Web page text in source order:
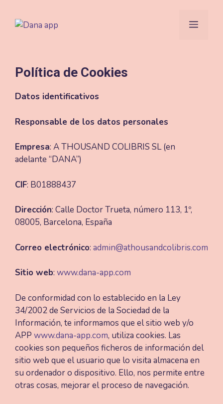
contenido
Menú
Política de Cookies
Datos identificativos
Responsable de los datos personales
Empresa: A THOUSAND COLIBRIS SL (en
adelante “DANA”)
CIF: B01888437
Dirección: Calle Doctor Trueta, número 113, 1º,
08005, Barcelona, España
Correo electrónico: admin@athousandcolibris.com
Sitio web: www.dana-app.com
De conformidad con lo establecido en la Ley
34/2002 de Servicios de la Sociedad de la
Información, te informamos que el sitio web y/o
APP www.dana-app.com, utiliza cookies. Las
cookies son pequeños ficheros de información del
sitio web que el usuario que lo visita almacena en
su ordenador o dispositivo. Ello, nos permite entre
otras cosas, mejorar el proceso de navegación.